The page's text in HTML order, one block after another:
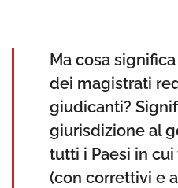
Ma cosa
dei magistrati
giudicanti?
giurisdizione al
tutti i Paesi in
(con correttivi e